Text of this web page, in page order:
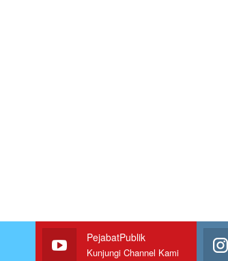
PejabatPublik
Kunjungi Channel Kami